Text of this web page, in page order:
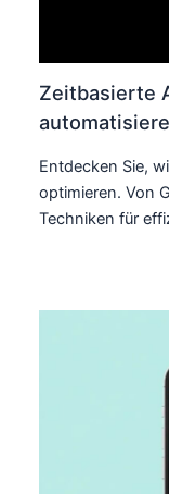
Zeitbasierte
Entdecken Sie,
optimieren. Von
Techniken für